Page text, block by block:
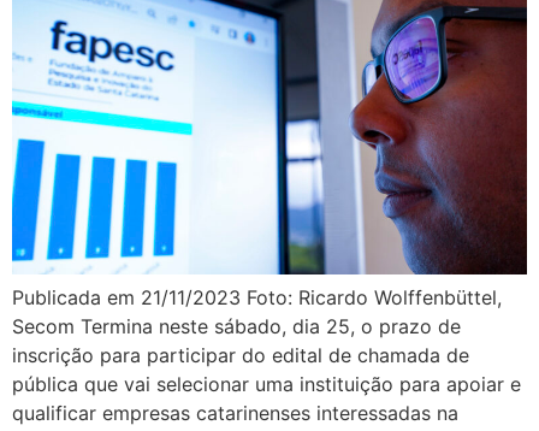
Publicada em 21/11/2023 Foto: Ricardo Wolffenbüttel,
Secom Termina neste sábado, dia 25, o prazo de
inscrição para participar do edital de chamada de
pública que vai selecionar uma instituição para apoiar e
qualificar empresas catarinenses interessadas na